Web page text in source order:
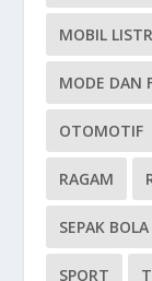
MOBIL
MODE DAN
OTOMOTIF
RAGAM
SEPAK BOLA
SPORT